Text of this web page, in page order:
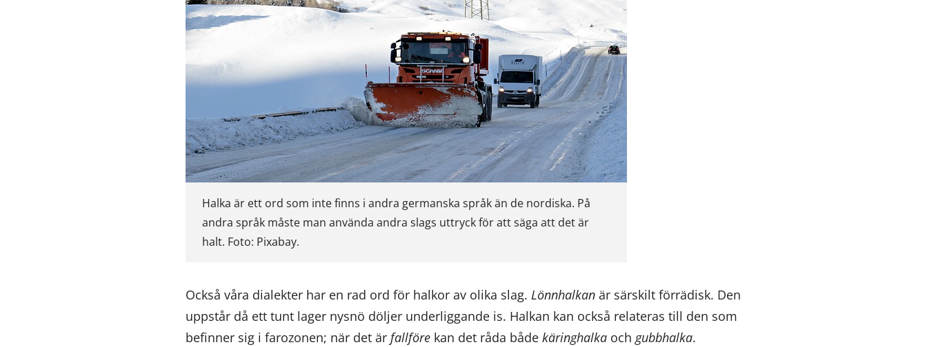
Halka är ett ord som inte finns i andra germanska språk än de nordiska. På
andra språk måste man använda andra slags uttryck för att säga att det är
halt. Foto: Pixabay.
Också våra dialekter har en rad ord för halkor av olika slag. Lönnhalkanär särskilt förrädisk. Den
uppstår då ett tunt lager nysnö döljer underliggande is. Halkan kan också relateras till den som
befinner sig i farozonen; när det är fallförekan det råda både käringhalkaoch gubbhalka.